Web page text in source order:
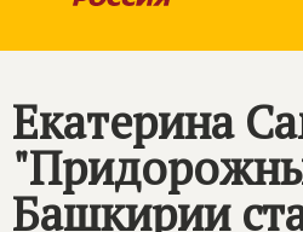
Контакты
Екатерина
Башкирии